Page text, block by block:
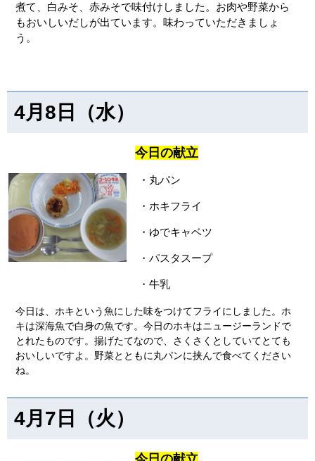
煮て、白みそ、赤みそで味付けしました。お肉や野菜から
もおいしいだしが出ています。味わっていただきましょ
う。
4月8日（水）
今日の献立
・丸パン
・ホキフライ
・ゆでキャベツ
・パスタスープ
・牛乳
今日は、ホキという魚にした味をつけてフライにしました。ホ
キは深海魚で白身の魚です。今日のホキはニュージーランドで
とれたものです。揚げたてなので、さくさくとしていてとても
おいしいですよ。野菜とともに丸パンに挟んで食べてください
ね。
4月7日（火）